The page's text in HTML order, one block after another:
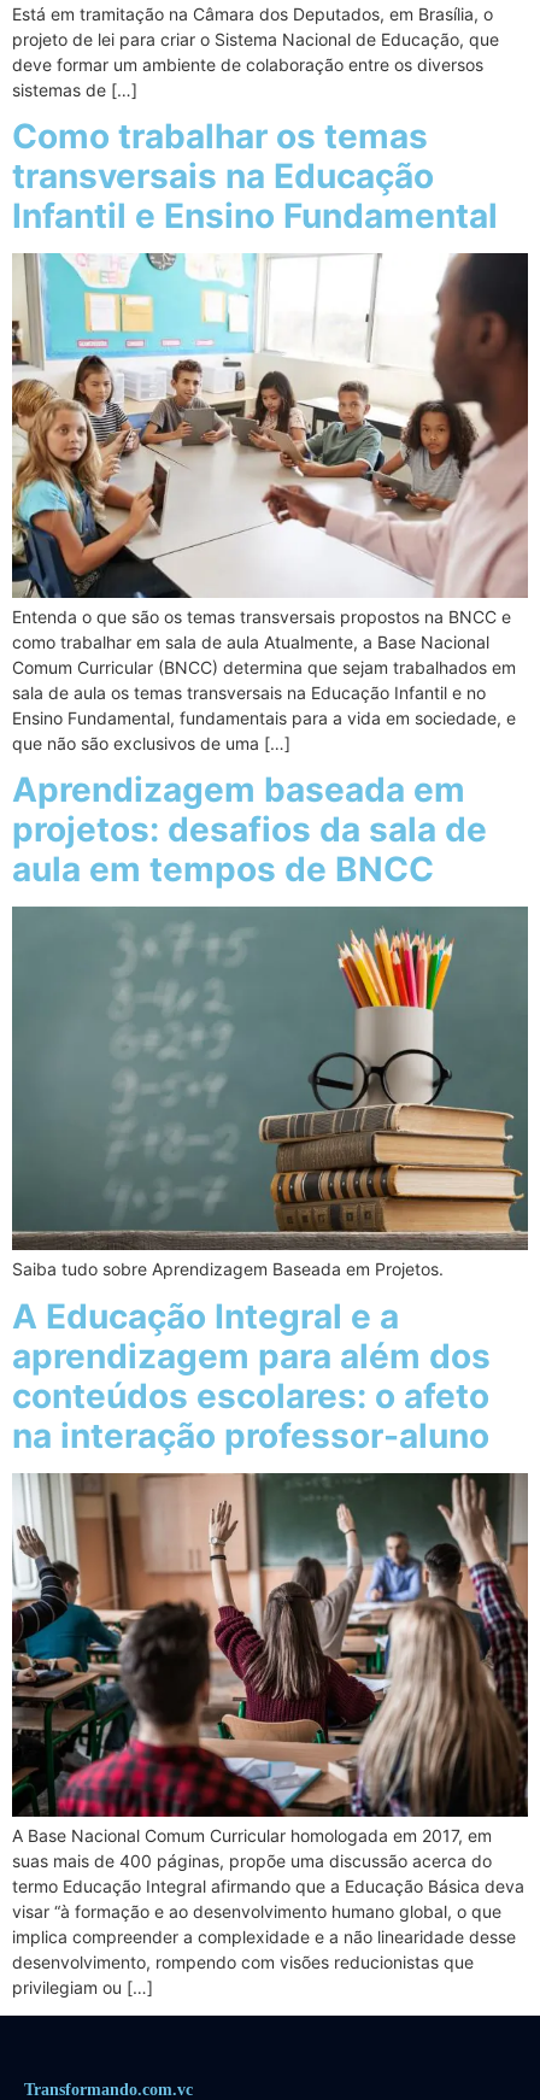
Está em tramitação na Câmara dos Deputados, em Brasília, o
projeto de lei para criar o Sistema Nacional de Educação, que
deve formar um ambiente de colaboração entre os diversos
sistemas de […]
Como trabalhar os temas
transversais na Educação
Infantil e Ensino Fundamental
Entenda o que são os temas transversais propostos na BNCC e
como trabalhar em sala de aula Atualmente, a Base Nacional
Comum Curricular (BNCC) determina que sejam trabalhados em
sala de aula os temas transversais na Educação Infantil e no
Ensino Fundamental, fundamentais para a vida em sociedade, e
que não são exclusivos de uma […]
Aprendizagem baseada em
projetos: desafios da sala de
aula em tempos de BNCC
Saiba tudo sobre Aprendizagem Baseada em Projetos.
A Educação Integral e a
aprendizagem para além dos
conteúdos escolares: o afeto
na interação professor-aluno
A Base Nacional Comum Curricular homologada em 2017, em
suas mais de 400 páginas, propõe uma discussão acerca do
termo Educação Integral afirmando que a Educação Básica deva
visar “à formação e ao desenvolvimento humano global, o que
implica compreender a complexidade e a não linearidade desse
desenvolvimento, rompendo com visões reducionistas que
privilegiam ou […]
Transformando.com.vc